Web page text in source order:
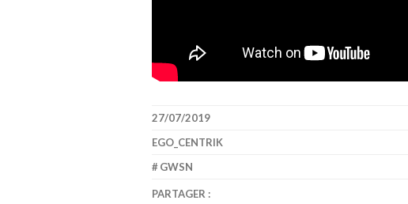
27/07/2019
EGO_CENTRIK
GWSN
PARTAGER :